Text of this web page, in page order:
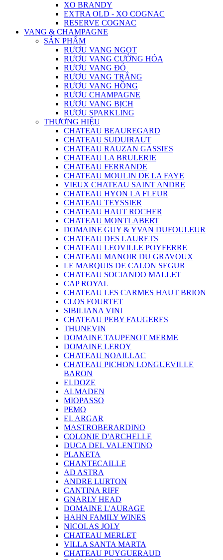
XO BRANDY
EXTRA OLD - XO COGNAC
RESERVE COGNAC
VANG & CHAMPAGNE
SẢN PHẨM
RƯỢU VANG NGỌT
RƯỢU VANG CƯỜNG HÓA
RƯỢU VANG ĐỎ
RƯỢU VANG TRẮNG
RƯỢU VANG HỒNG
RƯỢU CHAMPAGNE
RƯỢU VANG BỊCH
RƯỢU SPARKLING
THƯƠNG HIỆU
CHATEAU BEAUREGARD
CHATEAU SUDUIRAUT
CHATEAU RAUZAN GASSIES
CHATEAU LA BRULERIE
CHATEAU FERRANDE
CHATEAU MOULIN DE LA FAYE
VIEUX CHATEAU SAINT ANDRE
CHATEAU HYON LA FLEUR
CHATEAU TEYSSIER
CHATEAU HAUT ROCHER
CHATEAU MONTLABERT
DOMAINE GUY & YVAN DUFOULEUR
CHATEAU DES LAURETS
CHATEAU LEOVILLE POYFERRE
CHATEAU MANOIR DU GRAVOUX
LE MARQUIS DE CALON SEGUR
CHATEAU SOCIANDO MALLET
CAP ROYAL
CHATEAU LES CARMES HAUT BRION
CLOS FOURTET
SIBILIANA VINI
CHATEAU PEBY FAUGERES
THUNEVIN
DOMAINE TAUPENOT MERME
DOMAINE LEROY
CHATEAU NOAILLAC
CHATEAU PICHON LONGUEVILLE
BARON
ELDOZE
ALMADEN
MIOPASSO
PEMO
EL ARGAR
MASTROBERARDINO
COLONIE D'ARCHELLE
DUCA DEL VALENTINO
PLANETA
CHANTECAILLE
AD ASTRA
ANDRE LURTON
CANTINA RIFF
GNARLY HEAD
DOMAINE L'AURAGE
HAHN FAMILY WINES
NICOLAS JOLY
CHATEAU MERLET
VILLA SANTA MARTA
CHATEAU PUYGUERAUD